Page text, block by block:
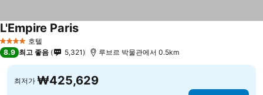
4 성급 호텔
L'Empire Paris
8.9 최고 좋음 5,321 루브르 박물관에서 0.5km
최저가 ₩425,629